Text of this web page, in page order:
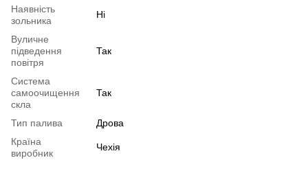
Наявність
зольника
Ні
Вуличне
підведення
повітря
Так
Система
самоочищення
скла
Так
Тип палива
Дрова
Країна
виробник
Чехія